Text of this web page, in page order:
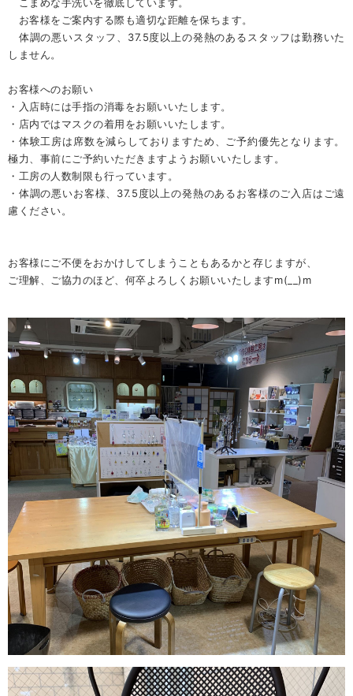
お客様をご案内する際も適切な距離を保ちます。
体調の悪いスタッフ、 37.5度以上の発熱のあるスタッフは勤務いた
しません。
お客様へのお願い
・入店時には手指の消毒をお願いいたします。
・店内ではマスクの着用をお願いいたします。
・体験工房は席数を減らしておりますため、ご予約優先となります。
極力、事前にご予約いただきますようお願いいたします。
・工房の人数制限も行っています。
・体調の悪いお客様、37.5度以上の発熱のあるお客様のご入店はご遠
慮ください。
お客様にご不便をおかけしてしまうこともあるかと存じますが、
ご理解、ご協力のほど、何卒よろしくお願いいたしますm(__)m